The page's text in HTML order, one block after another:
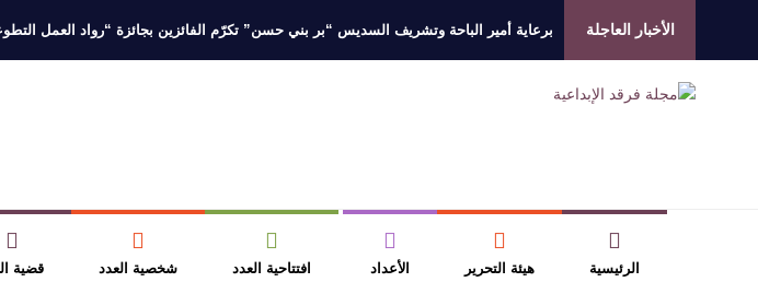
الأخبار العاجلة برعاية أمير الباحة وتشريف السديس “بر بني حسن” تكرّم الفائزين بجائزة “رواد العمل
مهرجان
​ اللون الأحمر وشاح سردية الأدب وسر رمزية النصوص آليات البناء الاستهلالي في
الرئيسية هيئة التحرير الأعداد افتتاحية العدد شخصية العدد قضية